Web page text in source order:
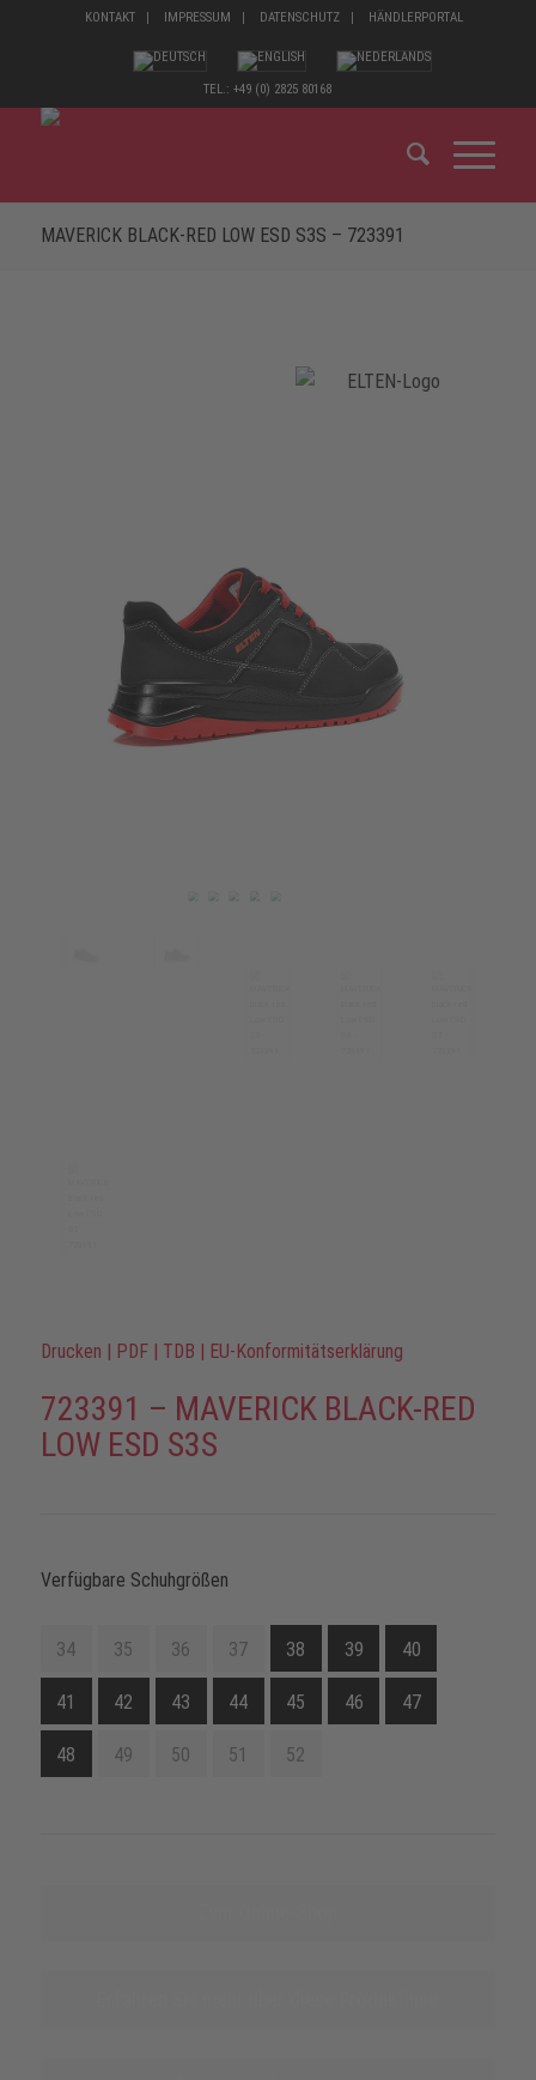
KONTAKT IMPRESSUM DATENSCHUTZ HÄNDLERPORTAL
TEL.: +49 (0) 2825 80168
MAVERICK BLACK-RED LOW ESD S3S – 723391
Drucken | PDF | TDB | EU-Konformitätserklärung
723391 – MAVERICK BLACK-RED
LOW ESD S3S
Verfügbare Schuhgrößen
34 35 36 37 38 39 40
41 42 43 44 45 46 47
48 49 50 51 52